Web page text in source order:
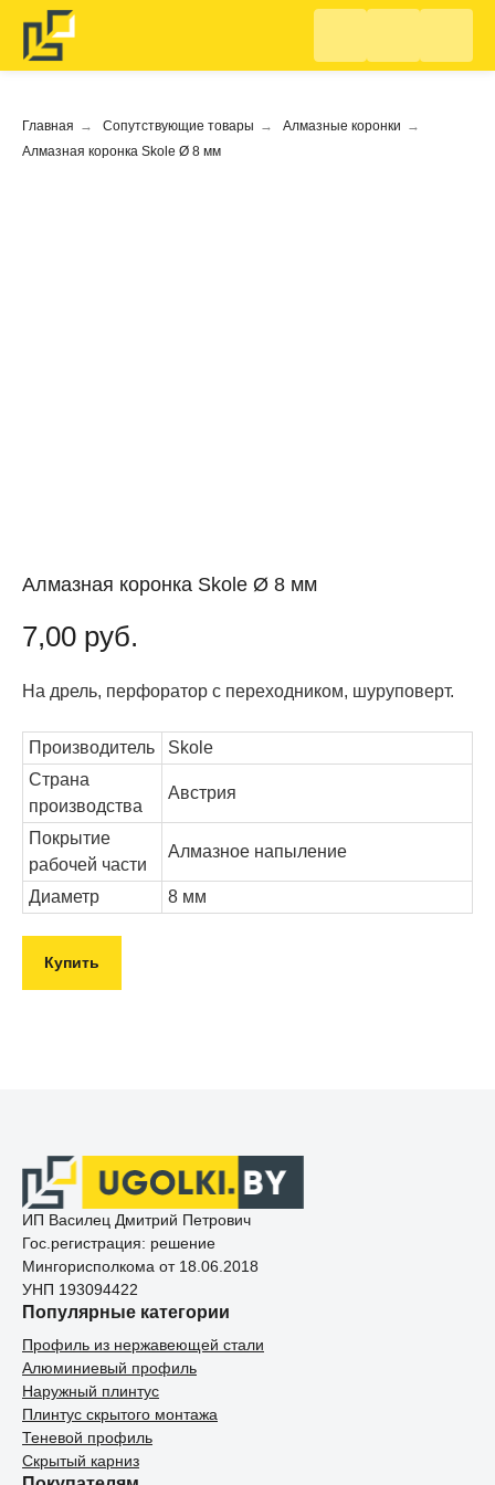
Главная → Сопутствующие товары → Алмазные коронки →
Алмазная коронка Skole Ø 8 мм
Алмазная коронка Skole Ø 8 мм
7,00 руб.
На дрель, перфоратор с переходником, шуруповерт.
Производитель
Skole
Страна
производства
Австрия
Покрытие
рабочей части
Алмазное напыление
Диаметр 8 мм
Купить
ИП Василец Дмитрий Петрович
Гос.регистрация: решение
Мингорисполкома от 18.06.2018
УНП 193094422
Популярные категории
Профиль из нержавеющей стали
Алюминиевый профиль
Наружный плинтус
Плинтус скрытого монтажа
Теневой профиль
Скрытый карниз